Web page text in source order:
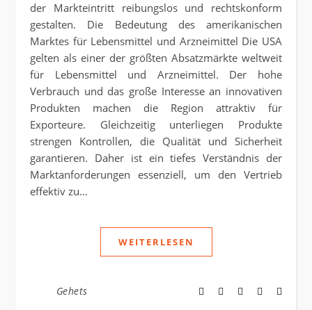
der Markteintritt reibungslos und rechtskonform
gestalten. Die Bedeutung des amerikanischen
Marktes für Lebensmittel und Arzneimittel Die USA
gelten als einer der größten Absatzmärkte weltweit
für Lebensmittel und Arzneimittel. Der hohe
Verbrauch und das große Interesse an innovativen
Produkten machen die Region attraktiv für
Exporteure. Gleichzeitig unterliegen Produkte
strengen Kontrollen, die Qualität und Sicherheit
garantieren. Daher ist ein tiefes Verständnis der
Marktanforderungen essenziell, um den Vertrieb
effektiv zu…
WEITERLESEN
Gehets